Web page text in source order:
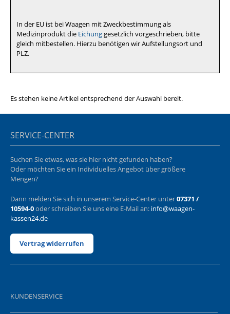
In der EU ist bei Waagen mit Zweckbestimmung als
Medizinprodukt die Eichunggesetzlich vorgeschrieben, bitte
gleich mitbestellen. Hierzu benötigen wir Aufstellungsort und
PLZ.
Es stehen keine Artikel entsprechend der Auswahl bereit.
SERVICE-CENTER
Suchen Sie etwas, was sie hier nicht gefunden haben?
Oder möchten Sie ein Individuelles Angebot über größere
Mengen?
Dann melden Sie sich in unserem Service-Center unter07371 /
10594-0oder schreiben Sie uns eine E-Mail an: info@waagen-
kassen24.de
Vertrag widerrufen
KUNDENSERVICE